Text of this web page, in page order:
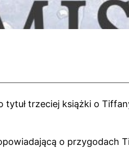
trzeciej książki o
o przygodach